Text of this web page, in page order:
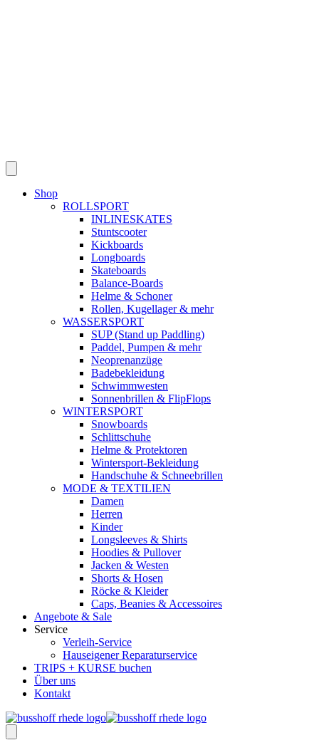
Shop
ROLLSPORT
INLINESKATES
Stuntscooter
Kickboards
Longboards
Skateboards
Balance-Boards
Helme & Schoner
Rollen, Kugellager & mehr
WASSERSPORT
SUP (Stand up Paddling)
Paddel, Pumpen & mehr
Neoprenanzüge
Badebekleidung
Schwimmwesten
Sonnenbrillen & FlipFlops
WINTERSPORT
Snowboards
Schlittschuhe
Helme & Protektoren
Wintersport-Bekleidung
Handschuhe & Schneebrillen
MODE & TEXTILIEN
Damen
Herren
Kinder
Longsleeves & Shirts
Hoodies & Pullover
Jacken & Westen
Shorts & Hosen
Röcke & Kleider
Caps, Beanies & Accessoires
Angebote & Sale
Service
Verleih-Service
Hauseigener Reparaturservice
TRIPS + KURSE buchen
Über uns
Kontakt